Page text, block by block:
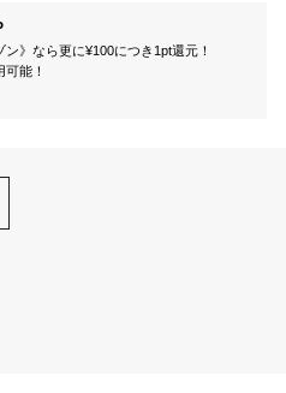
》なら更に¥100につき1pt還元！
能！